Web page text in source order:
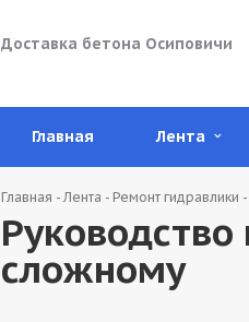
Доставка бетона Осиповичи
Главная Лента
Главная -Лента - Ремонт гидравлики -
Руководство
сложному